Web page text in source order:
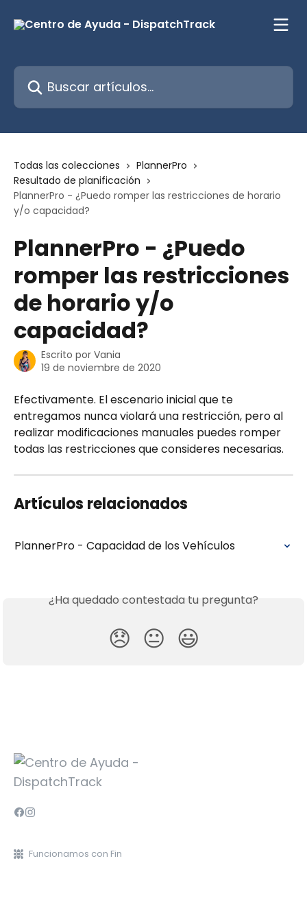
Buscar artículos...
Todas las colecciones
PlannerPro
Resultado de planificación
PlannerPro - ¿Puedo romper las restricciones de horario
y/o capacidad?
PlannerPro - ¿Puedo
romper las restricciones
de horario y/o
capacidad?
Escrito por Vania
19 de noviembre de 2020
Efectivamente. El escenario inicial que te
entregamos nunca violará una restricción, pero al
realizar modificaciones manuales puedes romper
todas las restricciones que consideres necesarias.
Artículos relacionados
PlannerPro - Capacidad de los Vehículos
¿Ha quedado contestada tu pregunta?
😞 😐 😃
Funcionamos con Fin